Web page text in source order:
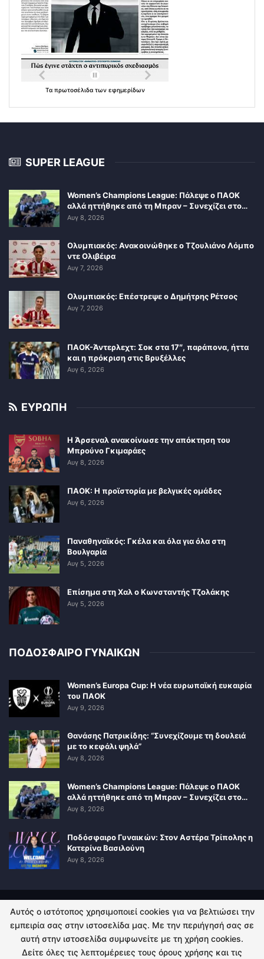
Τα πρωτοσέλιδα των εφημερίδων
SUPER LEAGUE
Women’s Champions League: Πάλεψε ο ΠΑΟΚ
αλλά ηττήθηκε από τη Μπραν – Συνεχίζει στο…
Αυγ 8, 2026
Ολυμπιακός: Ανακοινώθηκε ο Τζουλιάνο Λόμπο
ντε Ολιβέιρα
Αυγ 7, 2026
Ολυμπιακός: Επέστρεψε ο Δημήτρης Ρέτσος
Αυγ 7, 2026
ΠΑΟΚ-Άντερλεχτ: Σοκ στα 17″, παράπονα, ήττα
και η πρόκριση στις Βρυξέλλες
Αυγ 6, 2026
ΕΥΡΩΠΗ
Η Άρσεναλ ανακοίνωσε την απόκτηση του
Μπρούνο Γκιμαράες
Αυγ 8, 2026
ΠΑΟΚ: Η προϊστορία με βελγικές ομάδες
Αυγ 6, 2026
Παναθηναϊκός: Γκέλα και όλα για όλα στη
Βουλγαρία
Αυγ 5, 2026
Επίσημα στη Χαλ ο Κωνσταντής Τζολάκης
Αυγ 5, 2026
ΠΟΔΟΣΦΑΙΡΟ ΓΥΝΑΙΚΩΝ
Women’s Europa Cup: Η νέα ευρωπαϊκή ευκαιρία
του ΠΑΟΚ
Αυγ 9, 2026
Θανάσης Πατρικίδης: “Συνεχίζουμε τη δουλειά
με το κεφάλι ψηλά”
Αυγ 8, 2026
Women’s Champions League: Πάλεψε ο ΠΑΟΚ
αλλά ηττήθηκε από τη Μπραν – Συνεχίζει στο…
Αυγ 8, 2026
Ποδόσφαιρο Γυναικών: Στον Αστέρα Τρίπολης η
Κατερίνα Βασιλούνη
Αυγ 8, 2026
ΠΟΛΙΤΙΚΗ ΑΠΟΡΡΗΤΟΥ ΕΠΙΚΟΙΝΩΝΙΑ
© 2026 - Kingsport.gr. All Rights Reserved.
Αυτός ο ιστότοπος χρησιμοποιεί cookies για να βελτιώσει την
εμπειρία σας στην ιστοσελίδα μας. Με την περιήγησή σας σε
αυτή στην ιστοσελίδα συμφωνείτε με τη χρήση cookies.
Δείτε όλες τις λεπτομέρειες τους όρους χρήσης και τις